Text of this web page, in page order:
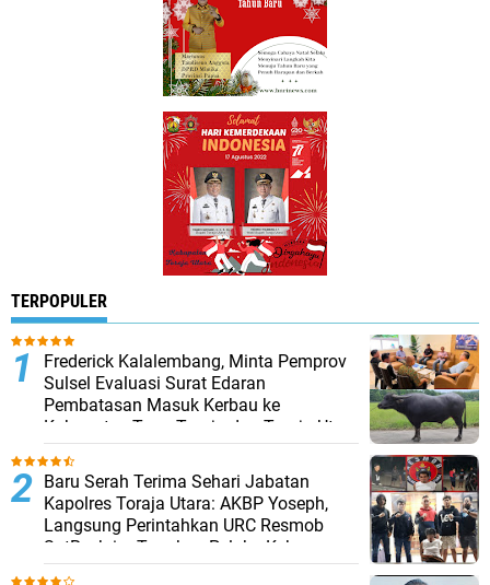
TERPOPULER
Frederick Kalalembang, Minta Pemprov
Sulsel Evaluasi Surat Edaran
Pembatasan Masuk Kerbau ke
Kabupaten Tana Toraja dan Toraja Utara
Baru Serah Terima Sehari Jabatan
Kapolres Toraja Utara: AKBP Yoseph,
Langsung Perintahkan URC Resmob
SatReskrim Tangkap Pelaku Kekerasan
Seksual Anak Di Bawah Umur